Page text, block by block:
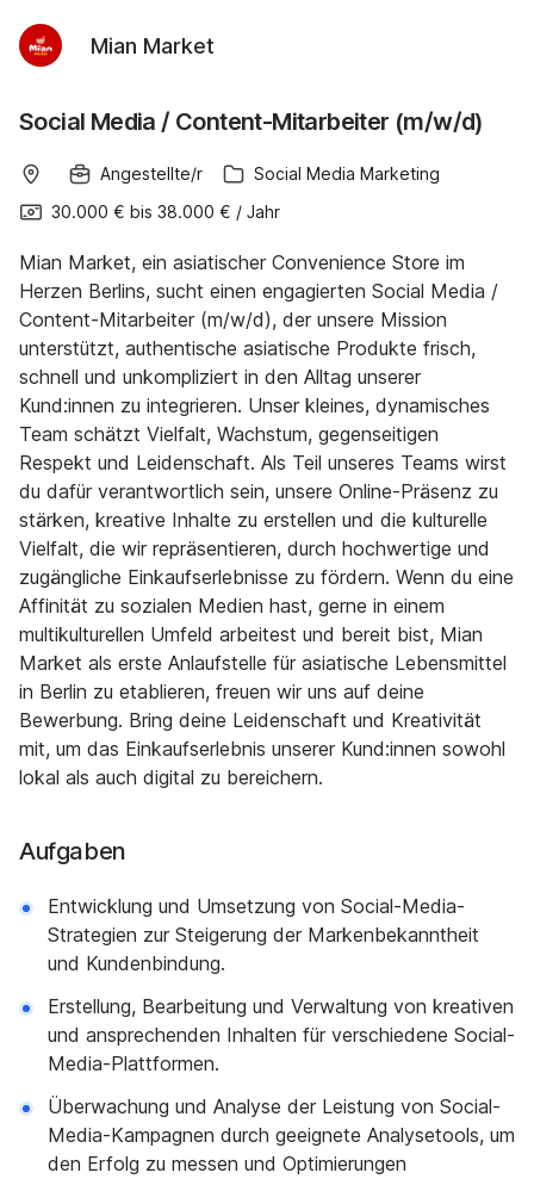
Mian Market
Social Media / Content-Mitarbeiter (m/w/d)
Angestellte/r
Social Media Marketing
30.000 € bis 38.000 € / Jahr
Mian Market, ein asiatischer Convenience Store im
Herzen Berlins, sucht einen engagierten Social Media /
Content-Mitarbeiter (m/w/d), der unsere Mission
unterstützt, authentische asiatische Produkte frisch,
schnell und unkompliziert in den Alltag unserer
Kund:innen zu integrieren. Unser kleines, dynamisches
Team schätzt Vielfalt, Wachstum, gegenseitigen
Respekt und Leidenschaft. Als Teil unseres Teams wirst
du dafür verantwortlich sein, unsere Online-Präsenz zu
stärken, kreative Inhalte zu erstellen und die kulturelle
Vielfalt, die wir repräsentieren, durch hochwertige und
zugängliche Einkaufserlebnisse zu fördern. Wenn du eine
Affinität zu sozialen Medien hast, gerne in einem
multikulturellen Umfeld arbeitest und bereit bist, Mian
Market als erste Anlaufstelle für asiatische Lebensmittel
in Berlin zu etablieren, freuen wir uns auf deine
Bewerbung. Bring deine Leidenschaft und Kreativität
mit, um das Einkaufserlebnis unserer Kund:innen sowohl
lokal als auch digital zu bereichern.
Aufgaben
Entwicklung und Umsetzung von Social-Media-
Strategien zur Steigerung der Markenbekanntheit
und Kundenbindung.
Erstellung, Bearbeitung und Verwaltung von kreativen
und ansprechenden Inhalten für verschiedene Social-
Media-Plattformen.
Überwachung und Analyse der Leistung von Social-
Media-Kampagnen durch geeignete Analysetools, um
den Erfolg zu messen und Optimierungen